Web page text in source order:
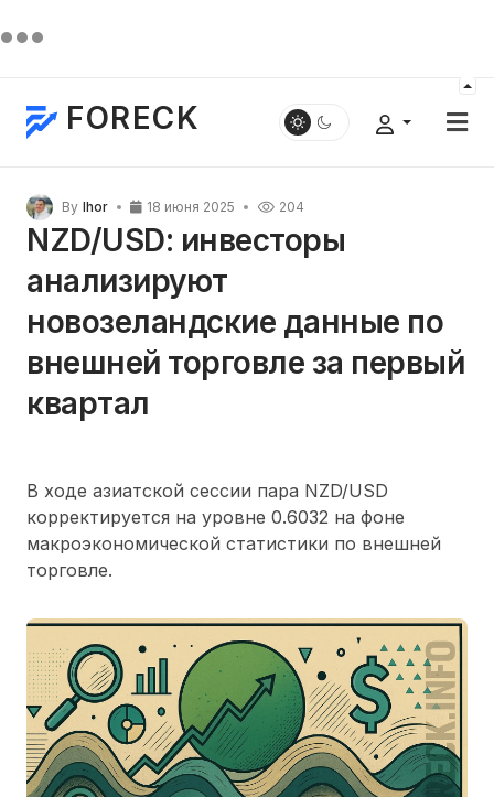
FORECK
By Ihor 18 июня 2025 204
NZD/USD: инвесторы
анализируют
новозеландские данные по
внешней торговле за первый
квартал
В ходе азиатской сессии пара NZD/USD
корректируется на уровне 0.6032 на фоне
макроэкономической статистики по внешней
торговле.